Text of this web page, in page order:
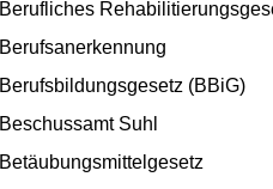
Berufliches
Berufsanerkennung
Berufsbildungsgesetz (BBiG)
Beschussamt Suhl
Betäubungsmittelgesetz